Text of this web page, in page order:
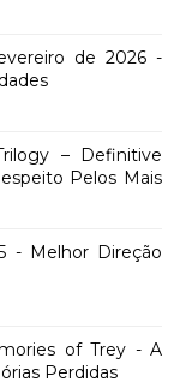
de 2026 -
– Definitive
Pelos Mais
- Melhor Direção
of Trey - A
Perdidas